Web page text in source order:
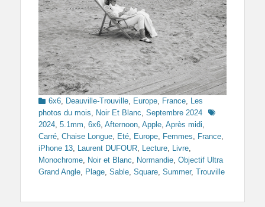
Categories
6x6, Deauville-Trouville, Europe, France, Les
photos du mois, Noir Et Blanc, Septembre 2024
Tags
2024, 5.1mm, 6x6, Afternoon, Apple, Après midi,
Carré, Chaise Longue, Eté, Europe, Femmes, France,
iPhone 13, Laurent DUFOUR, Lecture, Livre,
Monochrome, Noir et Blanc, Normandie, Objectif Ultra
Grand Angle, Plage, Sable, Square, Summer, Trouville